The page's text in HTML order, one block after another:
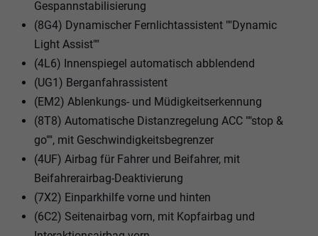
Gespannstabilisierung
(8G4) Dynamischer Fernlichtassistent ""Dynamic
Light Assist""
(4L6) Innenspiegel automatisch abblendend
(UG1) Berganfahrassistent
(EM2) Ablenkungs- und Müdigkeitserkennung
(8T8) Automatische Distanzregelung ACC ""stop &
go"", mit Geschwindigkeitsbegrenzer
(4UF) Airbag für Fahrer und Beifahrer, mit
Beifahrerairbag-Deaktivierung
(7X2) Einparkhilfe vorne und hinten
(6C2) Seitenairbag vorn, mit Kopfairbag und